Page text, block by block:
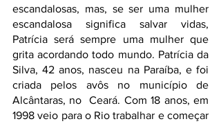
escandalosas, mas, se ser uma mulher
escandalosa significa salvar vidas,
Patrícia será sempre uma mulher que
grita acordando todo mundo. Patrícia da
Silva, 42 anos, nasceu na Paraíba, e foi
criada pelos avôs no município de
Alcântaras, no  Ceará. Com 18 anos, em
1998 veio para o Rio trabalhar e começar